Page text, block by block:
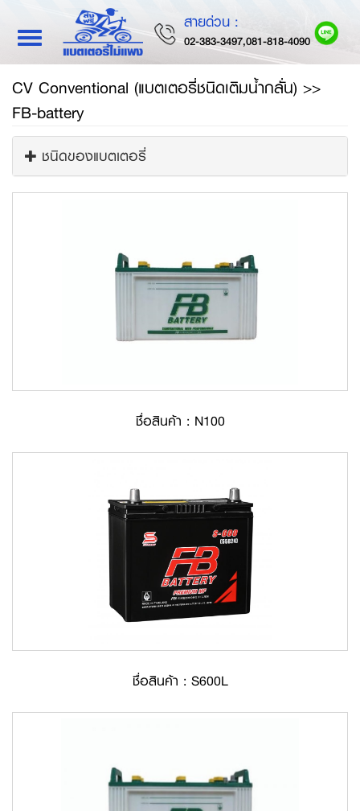
Toggle
navigation
สายด่วน :
02-383-3497,081-818-4090
CV Conventional (แบตเตอรี่ชนิดเติมน้ำกลั่น) >>
FB-battery
ชนิดของแบตเตอรี่
ชื่อสินค้า : N100
ชื่อสินค้า : S600L